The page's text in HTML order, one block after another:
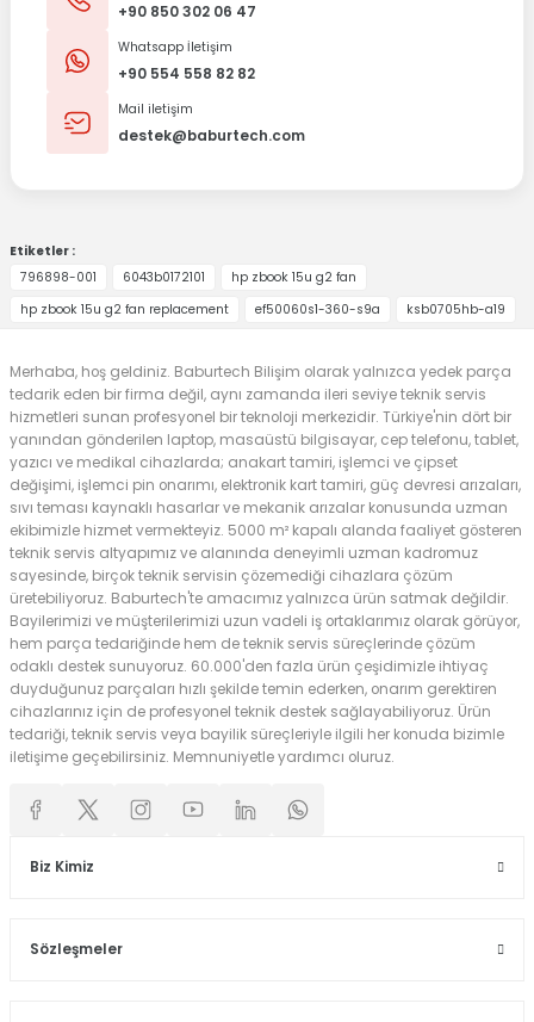
+90 850 302 06 47
Whatsapp İletişim
+90 554 558 82 82
Mail iletişim
destek@baburtech.com
Etiketler :
796898-001
6043b0172101
hp zbook 15u g2 fan
hp zbook 15u g2 fan replacement
ef50060s1-360-s9a ksb0705hb-a19
Merhaba, hoş geldiniz. Baburtech Bilişim olarak yalnızca yedek parça
tedarik eden bir firma değil, aynı zamanda ileri seviye teknik servis
hizmetleri sunan profesyonel bir teknoloji merkezidir. Türkiye'nin dört bir
yanından gönderilen laptop, masaüstü bilgisayar, cep telefonu, tablet,
yazıcı ve medikal cihazlarda; anakart tamiri, işlemci ve çipset
değişimi, işlemci pin onarımı, elektronik kart tamiri, güç devresi arızaları,
sıvı teması kaynaklı hasarlar ve mekanik arızalar konusunda uzman
ekibimizle hizmet vermekteyiz. 5000 m² kapalı alanda faaliyet gösteren
teknik servis altyapımız ve alanında deneyimli uzman kadromuz
sayesinde, birçok teknik servisin çözemediği cihazlara çözüm
üretebiliyoruz. Baburtech'te amacımız yalnızca ürün satmak değildir.
Bayilerimizi ve müşterilerimizi uzun vadeli iş ortaklarımız olarak görüyor,
hem parça tedariğinde hem de teknik servis süreçlerinde çözüm
odaklı destek sunuyoruz. 60.000'den fazla ürün çeşidimizle ihtiyaç
duyduğunuz parçaları hızlı şekilde temin ederken, onarım gerektiren
cihazlarınız için de profesyonel teknik destek sağlayabiliyoruz. Ürün
tedariği, teknik servis veya bayilik süreçleriyle ilgili her konuda bizimle
iletişime geçebilirsiniz. Memnuniyetle yardımcı oluruz.
Biz Kimiz
Sözleşmeler